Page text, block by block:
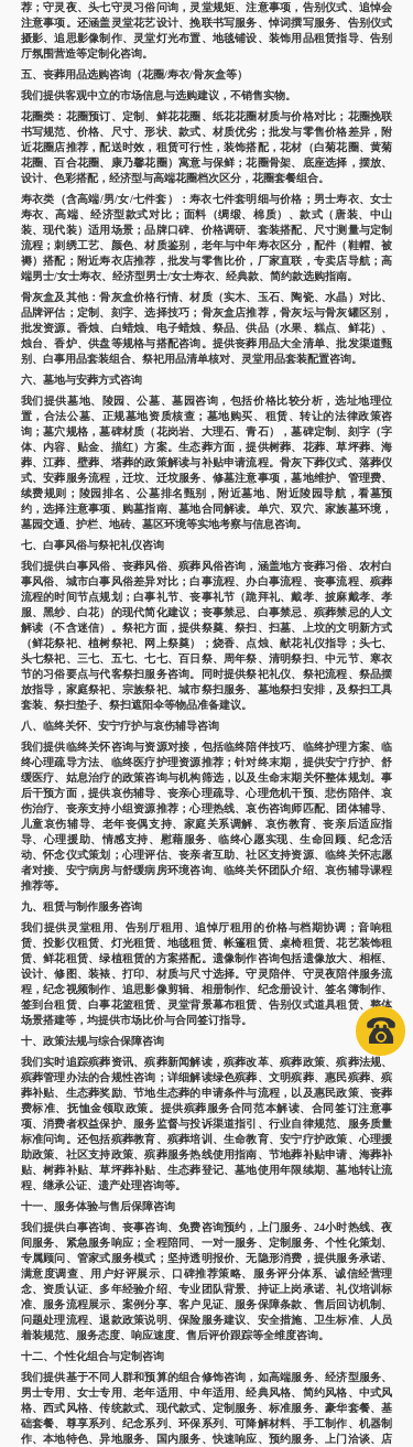
荐；守灵夜、头七守灵习俗问询，灵堂规矩、注意事项，告别仪式、追悼会
注意事项。还涵盖灵堂花艺设计、挽联书写服务、悼词撰写服务、告别仪式
摄影、追思影像制作、灵堂灯光布置、地毯铺设、装饰用品租赁指导、告别
厅氛围营造等定制化咨询。
五、丧葬用品选购咨询（花圈/寿衣/骨灰盒等）
我们提供客观中立的市场信息与选购建议，不销售实物。
花圈类：花圈预订、定制、鲜花花圈、纸花花圈材质与价格对比；花圈挽联
书写规范、价格、尺寸、形状、款式、材质优劣；批发与零售价格差异，附
近花圈店推荐，配送时效，租赁可行性，装饰搭配，花材（白菊花圈、黄菊
花圈、百合花圈、康乃馨花圈）寓意与保鲜；花圈骨架、底座选择，摆放、
设计、色彩搭配，经济型与高端花圈档次区分，花圈套餐组合。
寿衣类（含高端/男/女/七件套）：寿衣七件套明细与价格；男士寿衣、女士
寿衣、高端、经济型款式对比；面料（绸缎、棉质）、款式（唐装、中山
装、现代装）适用场景；品牌口碑、价格调研、套装搭配、尺寸测量与定制
流程；刺绣工艺、颜色、材质鉴别，老年与中年寿衣区分，配件（鞋帽、被
褥）搭配；附近寿衣店推荐，批发与零售比价，厂家直联，专卖店导航；高
端男士/女士寿衣、经济型男士/女士寿衣、经典款、简约款选购指南。
骨灰盒及其他：骨灰盒价格行情、材质（实木、玉石、陶瓷、水晶）对比、
品牌评估；定制、刻字、选择技巧；骨灰盒店推荐，骨灰坛与骨灰罐区别，
批发资源。香烛、白蜡烛、电子蜡烛、祭品、供品（水果、糕点、鲜花）、
烛台、香炉、供盘等规格与搭配咨询。提供丧葬用品大全清单、批发渠道甄
别、白事用品套装组合、祭祀用品清单核对、灵堂用品套装配置咨询。
六、墓地与安葬方式咨询
我们提供墓地、陵园、公墓、墓园咨询，包括价格比较分析，选址地理位
置，合法公墓、正规墓地资质核查；墓地购买、租赁、转让的法律政策咨
询；墓穴规格，墓碑材质（花岗岩、大理石、青石），墓碑定制、刻字（字
体、内容、贴金、描红）方案。生态葬方面，提供树葬、花葬、草坪葬、海
葬、江葬、壁葬、塔葬的政策解读与补贴申请流程。骨灰下葬仪式、落葬仪
式、安葬服务流程，迁坟、迁坟服务、修墓注意事项，墓地维护、管理费、
续费规则；陵园排名、公墓排名甄别，附近墓地、附近陵园导航，看墓预
约，选择注意事项、购墓指南、墓地合同解读。单穴、双穴、家族墓环境，
墓园交通、护栏、地砖、墓区环境等实地考察与信息咨询。
七、白事风俗与祭祀礼仪咨询
我们提供白事风俗、丧葬风俗、殡葬风俗咨询，涵盖地方丧葬习俗、农村白
事风俗、城市白事风俗差异对比；白事流程、办白事流程、丧事流程、殡葬
流程的时间节点规划；白事礼节、丧事礼节（跪拜礼、戴孝、披麻戴孝、孝
服、黑纱、白花）的现代简化建议；丧事禁忌、白事禁忌、殡葬禁忌的人文
解读（不含迷信）。祭祀方面，提供祭奠、祭扫、扫墓、上坟的文明新方式
（鲜花祭祀、植树祭祀、网上祭奠）；烧香、点烛、献花礼仪指导；头七、
头七祭祀、三七、五七、七七、百日祭、周年祭、清明祭扫、中元节、寒衣
节的习俗要点与代客祭扫服务咨询。同时提供祭祀礼仪、祭祀流程、祭品摆
放指导，家庭祭祀、宗族祭祀、城市祭扫服务、墓地祭扫安排，及祭扫工具
套装、祭扫垫子、祭扫遮阳伞等物品准备建议。
八、临终关怀、安宁疗护与哀伤辅导咨询
我们提供临终关怀咨询与资源对接，包括临终陪伴技巧、临终护理方案、临
终心理疏导方法、临终医疗护理资源推荐；针对终末期，提供安宁疗护、舒
缓医疗、姑息治疗的政策咨询与机构筛选，以及生命末期关怀整体规划。事
后干预方面，提供哀伤辅导、丧亲心理疏导、心理危机干预、悲伤陪伴、哀
伤治疗、丧亲支持小组资源推荐；心理热线、哀伤咨询师匹配、团体辅导、
儿童哀伤辅导、老年丧偶支持、家庭关系调解、哀伤教育、丧亲后适应指
导、心理援助、情感支持、慰藉服务、临终心愿实现、生命回顾、纪念活
动、怀念仪式策划；心理评估、丧亲者互助、社区支持资源、临终关怀志愿
者对接、安宁病房与舒缓病房环境咨询、临终关怀团队介绍、哀伤辅导课程
推荐等。
九、租赁与制作服务咨询
我们提供灵堂租用、告别厅租用、追悼厅租用的价格与档期协调；音响租
赁、投影仪租赁、灯光租赁、地毯租赁、帐篷租赁、桌椅租赁、花艺装饰租
赁、鲜花租赁、绿植租赁的方案搭配。遗像制作咨询包括遗像放大、相框、
设计、修图、装裱、打印、材质与尺寸选择。守灵陪伴、守灵夜陪伴服务流
程，纪念视频制作、追思影像剪辑、相册制作、纪念册设计、签名簿制作、
签到台租赁、白事花篮租赁、灵堂背景幕布租赁、告别仪式道具租赁、整体
场景搭建等，均提供市场比价与合同签订指导。
十、政策法规与综合保障咨询
我们实时追踪殡葬资讯、殡葬新闻解读，殡葬改革、殡葬政策、殡葬法规、
殡葬管理办法的合规性咨询；详细解读绿色殡葬、文明殡葬、惠民殡葬、殡
葬补贴、生态葬奖励、节地生态葬的申请条件与流程，以及惠民政策、丧葬
费标准、抚恤金领取政策。提供殡葬服务合同范本解读、合同签订注意事
项、消费者权益保护、服务监督与投诉渠道指引、行业自律规范、服务质量
标准问询。还包括殡葬教育、殡葬培训、生命教育、安宁疗护政策、心理援
助政策、社区支持政策、殡葬服务热线使用指南、节地葬补贴申请、海葬补
贴、树葬补贴、草坪葬补贴、生态葬登记、墓地使用年限续期、墓地转让流
程、继承公证、遗产处理咨询等。
十一、服务体验与售后保障咨询
我们提供白事咨询、丧事咨询、免费咨询预约，上门服务、24小时热线、夜
间服务、紧急服务响应；全程陪同、一对一服务、定制服务、个性化策划、
专属顾问、管家式服务模式；坚持透明报价、无隐形消费，提供服务承诺、
满意度调查、用户好评展示、口碑推荐策略、服务评分体系、诚信经营理
念、资质认证、多年经验介绍、专业团队背景、持证上岗承诺、礼仪培训标
准、服务流程展示、案例分享、客户见证、服务保障条款、售后回访机制、
问题处理流程、退款政策说明、保险服务建议、安全措施、卫生标准、人员
着装规范、服务态度、响应速度、售后评价跟踪等全维度咨询。
十二、个性化组合与定制咨询
我们提供基于不同人群和预算的组合修饰咨询，如高端服务、经济型服务、
男士专用、女士专用、老年适用、中年适用、经典风格、简约风格、中式风
格、西式风格、传统款式、现代款式、定制服务、标准服务、豪华套餐、基
础套餐、尊享系列、纪念系列、环保系列、可降解材料、手工制作、机器制
作、本地特色、异地服务、国内服务、快速响应、预约服务、上门洽谈、店